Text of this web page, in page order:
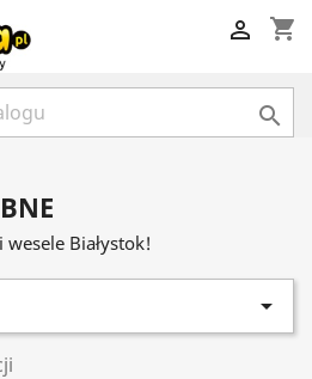
shopping_cart


Białystok!
